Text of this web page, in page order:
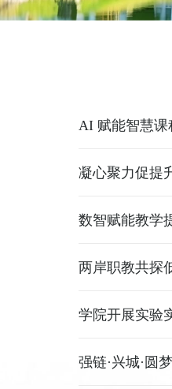
凝心聚力促提
数智赋能教学
两岸职教共探
学院开展实验
强链·兴城·圆